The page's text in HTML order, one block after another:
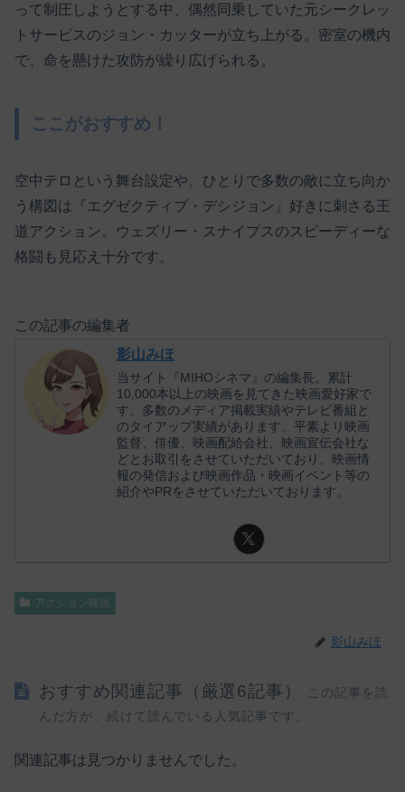
って制圧しようとする中、偶然同乗していた元シークレッ
トサービスのジョン・カッターが立ち上がる。密室の機内
で、命を懸けた攻防が繰り広げられる。
ここがおすすめ！
空中テロという舞台設定や、ひとりで多数の敵に立ち向か
う構図は『エグゼクティブ・デシジョン』好きに刺さる王
道アクション。ウェズリー・スナイプスのスピーディーな
格闘も見応え十分です。
この記事の編集者
影山みほ
当サイト『MIHOシネマ』の編集長。累計
10,000本以上の映画を見てきた映画愛好家で
す。多数のメディア掲載実績やテレビ番組と
のタイアップ実績があります。平素より映画
監督、俳優、映画配給会社、映画宣伝会社な
どとお取引をさせていただいており、映画情
報の発信および映画作品・映画イベント等の
紹介やPRをさせていただいております。
アクション映画
影山みほ
おすすめ関連記事（厳選6記事）
この記事を読
んだ方が、続けて読んでいる人気記事です。
関連記事は見つかりませんでした。